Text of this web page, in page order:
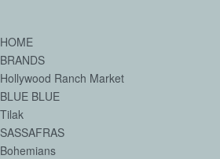
HOME
BRANDS
Hollywood Ranch Market
BLUE BLUE
Tilak
SASSAFRAS
Bohemians